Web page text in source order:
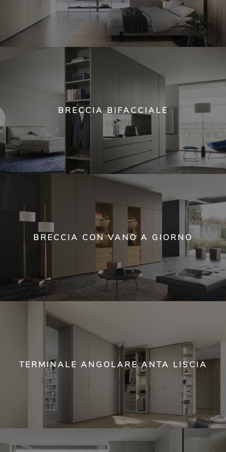
BRECCIA BIFACCIALE
BRECCIA CON VANO A GIORNO
TERMINALE ANGOLARE ANTA LISCIA